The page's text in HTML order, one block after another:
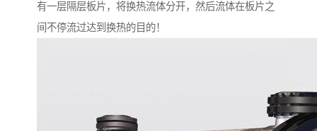
有一层隔层板片，将换热流体分开，然后流体在板片之
间不停流过达到换热的目的！